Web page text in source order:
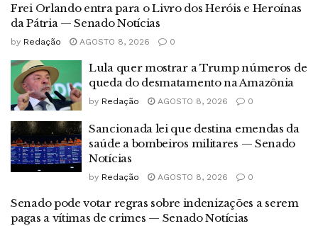
Frei Orlando entra para o Livro dos Heróis e Heroínas
da Pátria — Senado Notícias
by Redação AGOSTO 8, 2026 0
Lula quer mostrar a Trump números de
queda do desmatamento na Amazônia
by Redação AGOSTO 8, 2026 0
Sancionada lei que destina emendas da
saúde a bombeiros militares — Senado
Notícias
by Redação AGOSTO 8, 2026 0
Senado pode votar regras sobre indenizações a serem
pagas a vítimas de crimes — Senado Notícias